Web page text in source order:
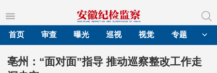
首页
审查 曝光 巡视 视觉 专题
亳州：“面对面”指导 推动巡察整改工作走